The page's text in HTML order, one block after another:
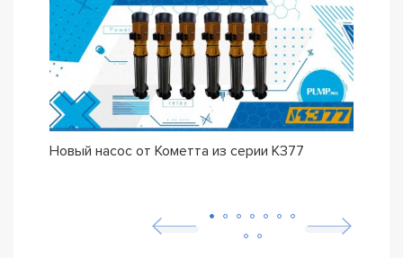
Новый насос от Кометта из серии К377